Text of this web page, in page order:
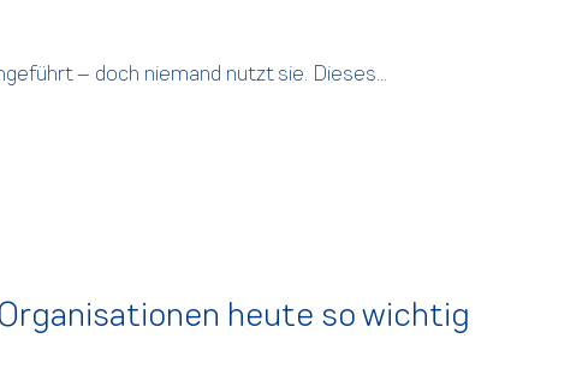
– doch niemand nutzt sie. Dieses...
heute so wichtig